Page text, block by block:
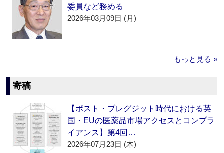
委員など務める
2026年03月09日 (月)
もっと見る »
寄稿
【ポスト・ブレグジット時代における英
国・EUの医薬品市場アクセスとコンプラ
イアンス】第4回…
2026年07月23日 (木)